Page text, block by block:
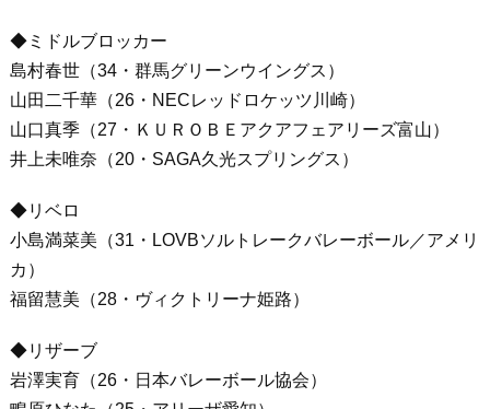
◆ミドルブロッカー
島村春世（34・群馬グリーンウイングス）
山田二千華（26・NECレッドロケッツ川崎）
山口真季（27・ＫＵＲＯＢＥアクアフェアリーズ富山）
井上未唯奈（20・SAGA久光スプリングス）
◆リベロ
小島満菜美（31・LOVBソルトレークバレーボール／アメリ
カ）
福留慧美（28・ヴィクトリーナ姫路）
◆リザーブ
岩澤実育（26・日本バレーボール協会）